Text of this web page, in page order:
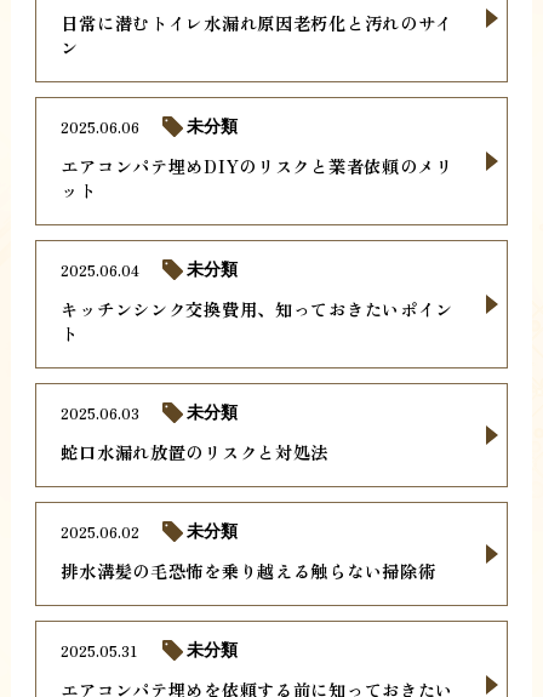
日常に潜むトイレ水漏れ原因老朽化と汚れのサイ
ン
エアコンパテ埋めDIYのリスクと業者依頼のメリ
ット
2025.06.06 未分類
キッチンシンク交換費用、知っておきたいポイン
ト
2025.06.04 未分類
蛇口水漏れ放置のリスクと対処法
2025.06.03 未分類
排水溝髪の毛恐怖を乗り越える触らない掃除術
2025.06.02 未分類
エアコンパテ埋めを依頼する前に知っておきたい
2025.05.31 未分類